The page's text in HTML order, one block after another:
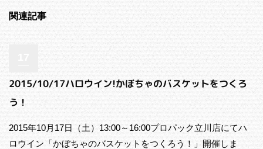
関連記事
2015/10/17ハロウイン!かぼちゃのバスケットをつくろ
う！
2015年10月17日（土）13:00～16:00プロパック立川店にてハ
ロウイン「かぼちゃのバスケットをつくろう！」開催しま